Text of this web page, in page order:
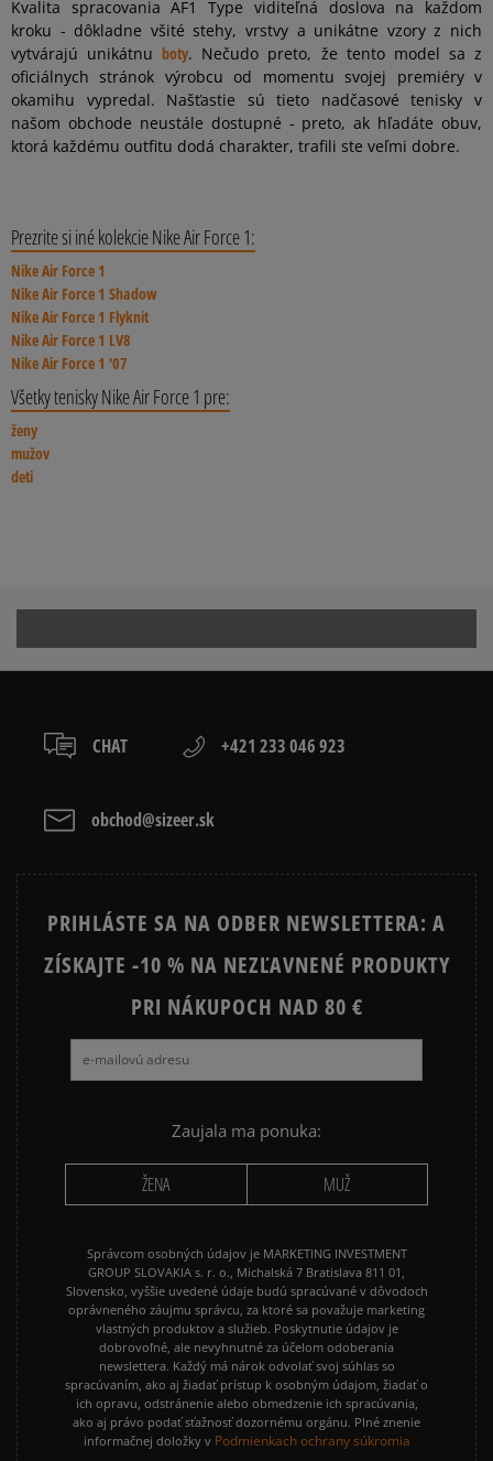
Kvalita spracovania AF1 Type viditeľná doslova na každom
kroku - dôkladne všité stehy, vrstvy a unikátne vzory z nich
vytvárajú unikátnuboty. Nečudo preto, že tento model sa z
oficiálnych stránok výrobcu od momentu svojej premiéry v
okamihu vypredal. Našťastie sú tieto nadčasové tenisky v
našom obchode neustále dostupné - preto, ak hľadáte obuv,
ktorá každému outfitu dodá charakter, trafili ste veľmi dobre.
Prezrite si iné kolekcie Nike Air Force 1:
Nike Air Force 1
Nike Air Force 1 Shadow
Nike Air Force 1 Flyknit
Nike Air Force 1 LV8
Nike Air Force 1 '07
Všetky tenisky Nike Air Force 1 pre:
ženy
mužov
deti
CHAT +421 233 046 923
obchod@sizeer.sk
PRIHLÁSTE SA NA ODBER NEWSLETTERA: A
ZÍSKAJTE -10 % NA NEZĽAVNENÉ PRODUKTY
PRI NÁKUPOCH NAD 80 €
Zaujala ma ponuka:
ŽENA MUŽ
Správcom osobných údajov je MARKETING INVESTMENT
GROUP SLOVAKIA s. r. o., Michalská 7 Bratislava 811 01,
Slovensko, vyššie uvedené údaje budú spracúvané v dôvodoch
oprávneného záujmu správcu, za ktoré sa považuje marketing
vlastných produktov a služieb. Poskytnutie údajov je
dobrovoľné, ale nevyhnutné za účelom odoberania
newslettera. Každý má nárok odvolať svoj súhlas so
spracúvaním, ako aj žiadať prístup k osobným údajom, žiadať o
ich opravu, odstránenie alebo obmedzenie ich spracúvania,
ako aj právo podať sťažnosť dozornému orgánu. Plné znenie
informačnej doložky v Podmienkach ochrany súkromia